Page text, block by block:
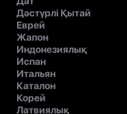
Дәстүрлі Қытай
Еврей
Жапон
Индонезиялық
Испан
Итальян
Каталон
Корей
Латвиялық